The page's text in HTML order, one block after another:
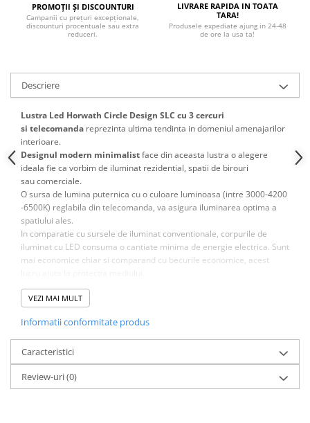
PROMOȚII ȘI DISCOUNTURI
Campanii cu prețuri excepționale,
discounturi procentuale sau extra
reduceri.
LIVRARE RAPIDA IN TOATA
TARA!
Produsele expediate ajung in 24-48
de ore la usa ta!
Descriere
Lustra Led Horwath Circle Design SLC cu 3 cercuri
si telecomanda reprezinta ultima tendinta in domeniul amenajarilor
interioare.
Designul modern minimalistface din aceasta lustra o alegere
ideala fie ca vorbim de iluminat rezidential, spatii de birouri
sau comerciale.
O sursa de lumina puternica cu o culoare luminoasa (intre 3000-4200
-6500K) reglabila din telecomanda, va asigura iluminarea optima a
spatiului ales.
In comparatie cu sursele de iluminat conventionale, corpurile de
iluminat cu LED consuma o cantiate minima de energie electrica. Sunt
mai economice chiar si comparand cu becurile economice, acest
ATENTIE!Pentru o informare corecta, va rugam sa cititi toate
caracteristicile produsului !
Fotografiile prezentate sunt cu titlu informativ.
NOTA: Informatiile prezentate in aceasta pagina - fotografiile,
specificatiile tehnice, statusul stocului si pretul produsului "Lustra LED
VEZI MAI MULT
Informatii conformitate produs
Caracteristici
Review-uri(0)